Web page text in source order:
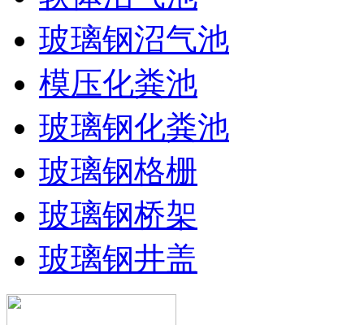
玻璃钢沼气池
模压化粪池
玻璃钢化粪池
玻璃钢格栅
玻璃钢桥架
玻璃钢井盖